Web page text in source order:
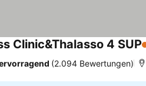
Clinic&Thalasso 4 SUP
(2.094 Bewertungen)